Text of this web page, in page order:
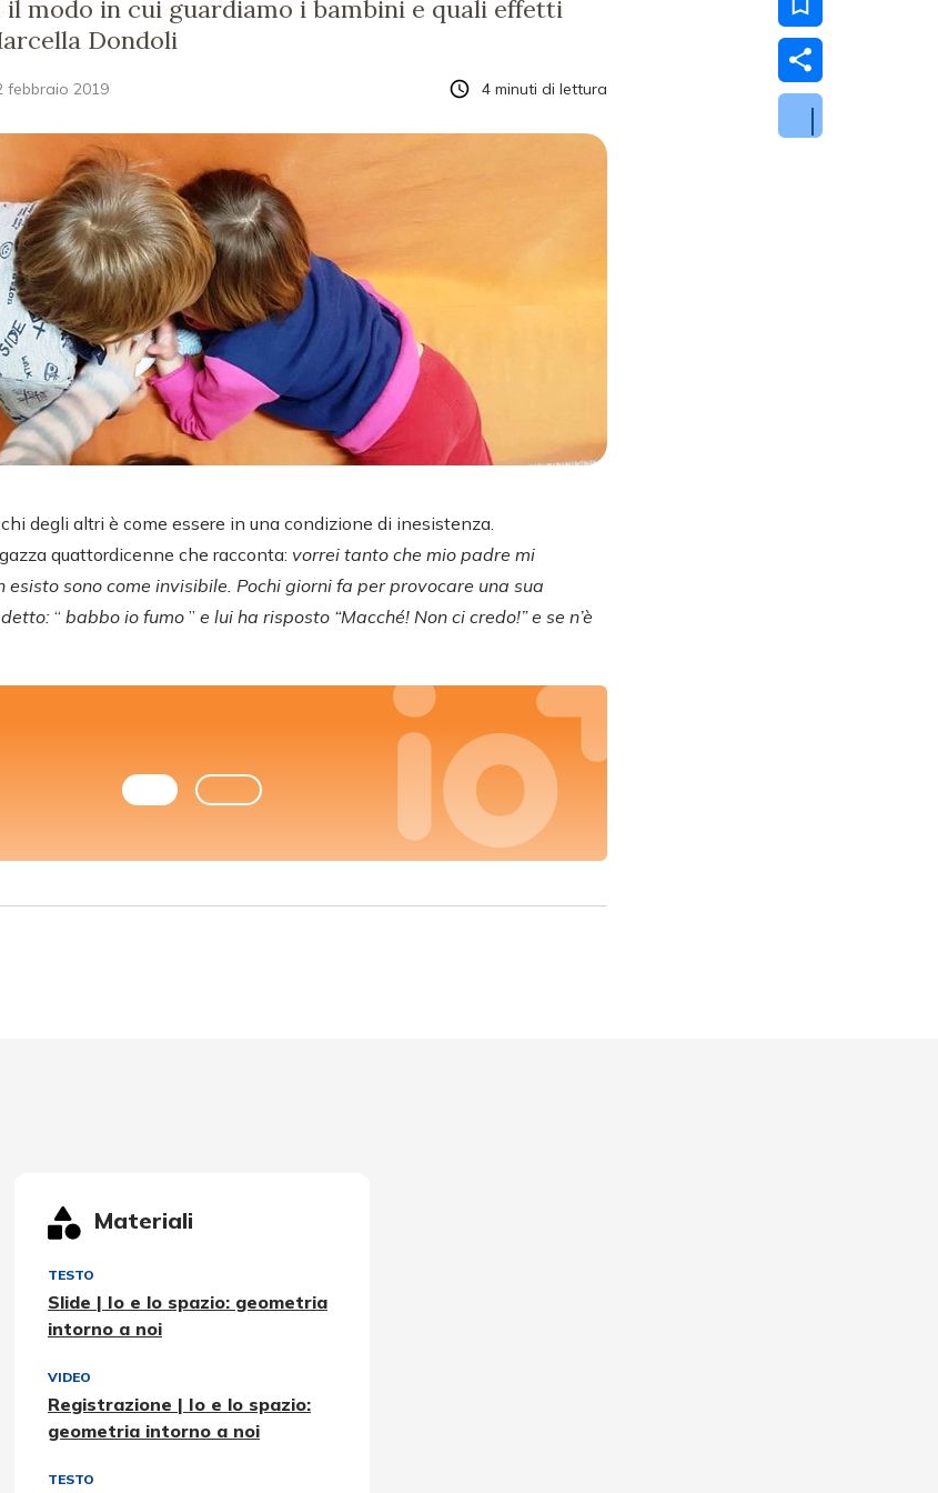
il modo in cui guardiamo i bambini e quali effetti
Dondoli
febbraio 2019 4 minuti di lettura
degli altri è come essere in una condizione di inesistenza.
quattordicenne che racconta: vorrei tanto che mio padre mi
sono come invisibile. Pochi giorni fa per provocare una sua
“ babbo io fumo ” e lui ha risposto “Macché! Non ci credo!” e se n’è
Materiali
TESTO
Slide | Io e lo spazio: geometria
intorno a noi
VIDEO
Registrazione | Io e lo spazio:
geometria intorno a noi
TESTO